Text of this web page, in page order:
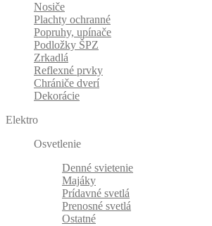
Nosiče
Plachty ochranné
Popruhy, upínače
Podložky ŠPZ
Zrkadlá
Reflexné prvky
Chrániče dverí
Dekorácie
Elektro
Osvetlenie
Denné svietenie
Majáky
Prídavné svetlá
Prenosné svetlá
Ostatné